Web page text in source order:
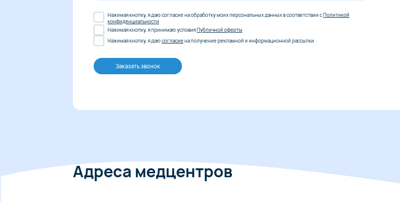
Нажимая кнопку, я даю согласие на обработку моих персональных данных в соответствии с Политикой
конфиденциальности
Нажимая кнопку, я принимаю условия Публичной оферты
Нажимая кнопку, я даюсогласиена получение рекламной и информационной рассылки
Заказать звонок
Адреса медцентров